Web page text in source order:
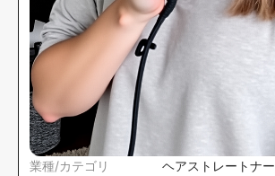
業種/カテゴリ
ヘアストレートナー